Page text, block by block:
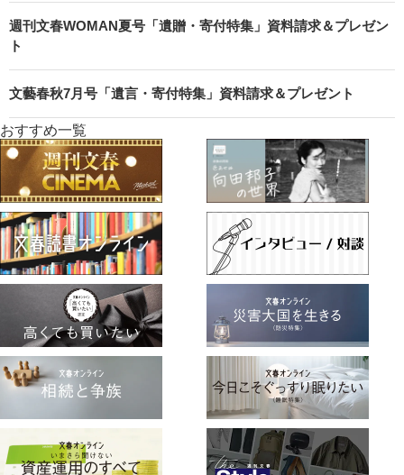
週刊文春WOMAN夏号「遺贈・寄付特集」資料請求＆プレゼン
ト
文藝春秋7月号「遺言・寄付特集」資料請求＆プレゼント
おすすめ一覧